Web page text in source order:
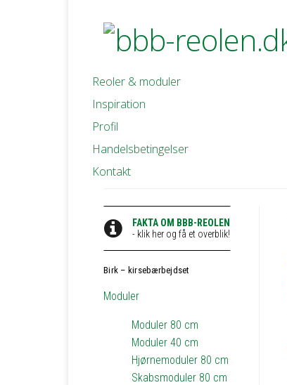
Reoler & moduler
Inspiration
Profil
Handelsbetingelser
Kontakt
FAKTA OM BBB-REOLEN
- klik her og få et overblik!
Birk – kirsebærbejdset
Moduler
Moduler 80 cm
Moduler 40 cm
Hjørnemoduler 80 cm
Skabsmoduler 80 cm